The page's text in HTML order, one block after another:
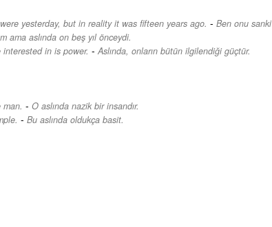
yesterday, but in reality it was fifteen years ago. - Ben onu sanki
ama aslında on beş yıl önceydi.
in is power. - Aslında, onların bütün ilgilendiği güçtür.
- O aslında nazik bir insandır.
- Bu aslında oldukça basit.